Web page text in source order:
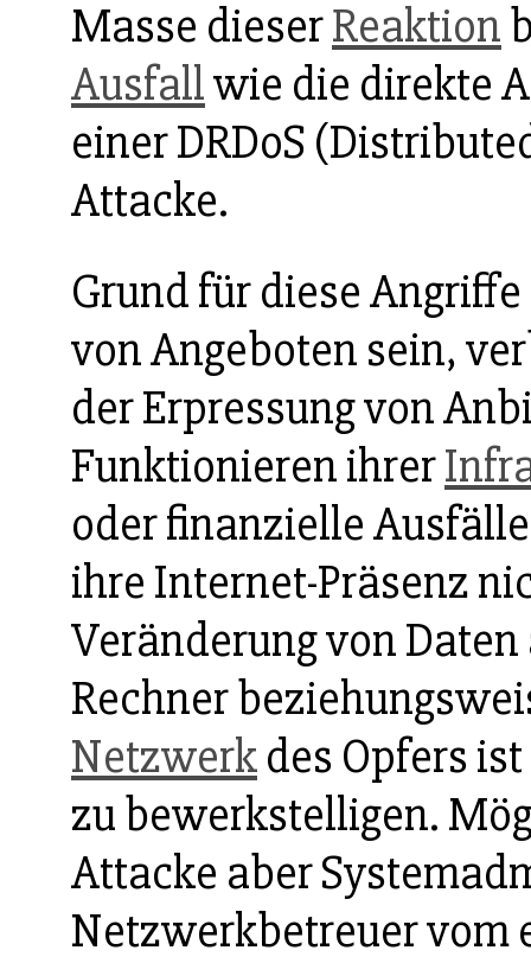
Masse dieserReaktion
Ausfallwie die direkte
einer DRDoS
Attacke.
Grund für diese
von Angeboten sein,
der Erpressung von
Funktionieren ihrer
oder finanzielle
ihre Internet-Präsenz
Veränderung von
Rechner
Netzwerkdes Opfers
zu bewerkstelligen.
Attacke aber
Netzwerkbetreuer vom